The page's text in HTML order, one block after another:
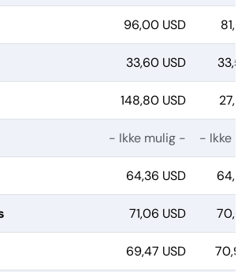
96,00 USD
33,60 USD
148,80 USD
- Ikke mulig - - Ikke
64,36 USD
71,06 USD
69,47 USD